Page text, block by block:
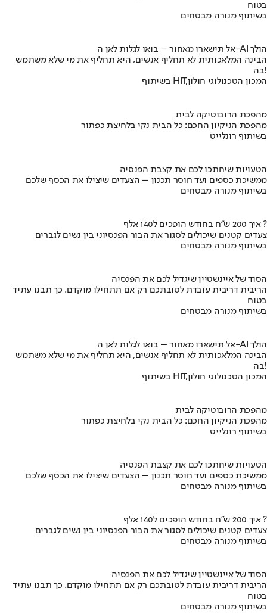
בטוח
בשיתוף מנורה מבטחים
אל תישארו מאחור – בואו לגלות לאן ה-AI הולך
הבינה המלאכותית לא תחליף אנשים, היא תחליף את מי שלא משתמש
בה!
בשיתוף HIT,המכון הטכנולוגי חולון
מהפכת הרובוטיקה לבית
מהפכת הניקיון החכם: כל הבית נקי בלחיצת כפתור
בשיתוף רונלייט
הטעויות שיחתכו לכם את קצבת הפנסיה
ממשיכת כספים ועד חוסר תכנון – הצעדים שיצילו את הכסף שלכם
בשיתוף מנורה מבטחים
איך 200 ש"ח בחודש הופכים ל140 אלף ?
צעדים קטנים שיכולים לסגור את הבור הפנסיוני בין נשים לגברים
בשיתוף מנורה מבטחים
הסוד של איינשטיין שיגדיל לכם את הפנסיה
הריבית דריבית עובדת לטובתכם רק אם תתחילו מוקדם. כך תבנו עתיד
בטוח
בשיתוף מנורה מבטחים
אל תישארו מאחור – בואו לגלות לאן ה-AI הולך
הבינה המלאכותית לא תחליף אנשים, היא תחליף את מי שלא משתמש
בה!
בשיתוף HIT,המכון הטכנולוגי חולון
מהפכת הרובוטיקה לבית
מהפכת הניקיון החכם: כל הבית נקי בלחיצת כפתור
בשיתוף רונלייט
הטעויות שיחתכו לכם את קצבת הפנסיה
ממשיכת כספים ועד חוסר תכנון – הצעדים שיצילו את הכסף שלכם
בשיתוף מנורה מבטחים
איך 200 ש"ח בחודש הופכים ל140 אלף ?
צעדים קטנים שיכולים לסגור את הבור הפנסיוני בין נשים לגברים
בשיתוף מנורה מבטחים
הסוד של איינשטיין שיגדיל לכם את הפנסיה
הריבית דריבית עובדת לטובתכם רק אם תתחילו מוקדם. כך תבנו עתיד
בטוח
בשיתוף מנורה מבטחים